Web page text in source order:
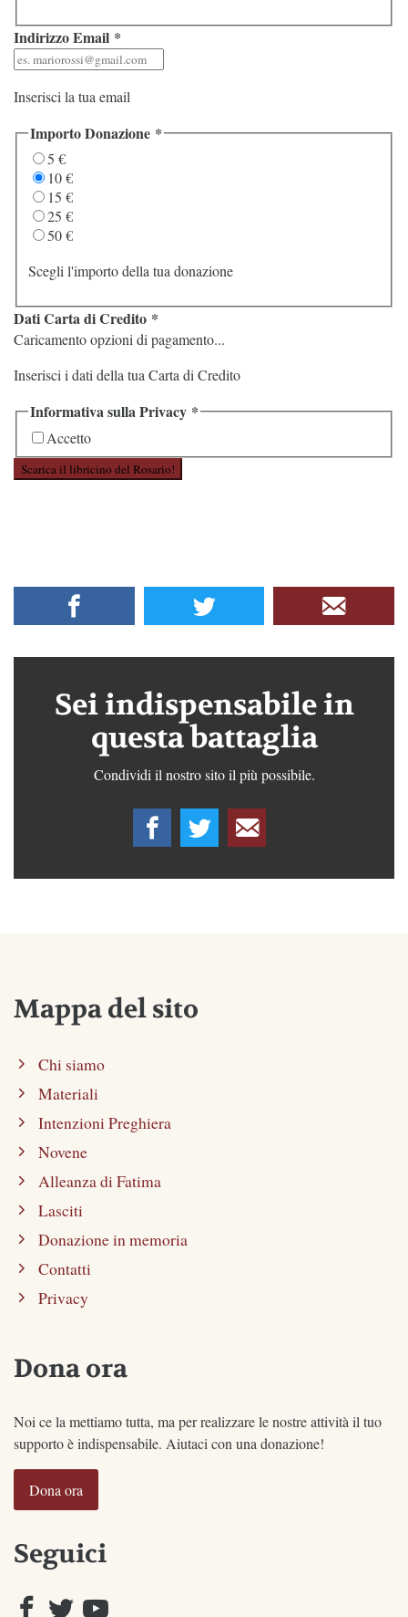
Indirizzo Email *
Inserisci la tua email
Importo Donazione *
5 €
10 €
15 €
25 €
50 €
Scegli l'importo della tua donazione
Dati Carta di Credito *
Caricamento opzioni di pagamento...
Inserisci i dati della tua Carta di Credito
Informativa sulla Privacy *
Accetto
Scarica il libricino del Rosario!
Sei indispensabile in
questa battaglia
Condividi il nostro sito il più possibile.
Mappa del sito
Chi siamo
Materiali
Intenzioni Preghiera
Novene
Alleanza di Fatima
Lasciti
Donazione in memoria
Contatti
Privacy
Dona ora
Noi ce la mettiamo tutta, ma per realizzare le nostre attività il tuo
supporto è indispensabile. Aiutaci con una donazione!
Dona ora
Seguici